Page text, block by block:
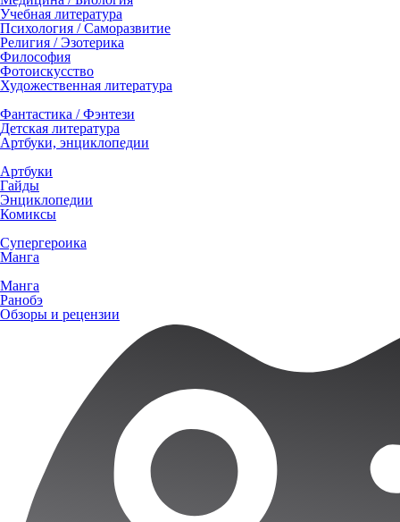
Учебная литература
Психология / Саморазвитие
Религия / Эзотерика
Философия
Фотоискусство
Художественная литература
Фантастика / Фэнтези
Детская литература
Артбуки, энциклопедии
Артбуки
Гайды
Энциклопедии
Комиксы
Супергероика
Манга
Манга
Ранобэ
Обзоры и рецензии